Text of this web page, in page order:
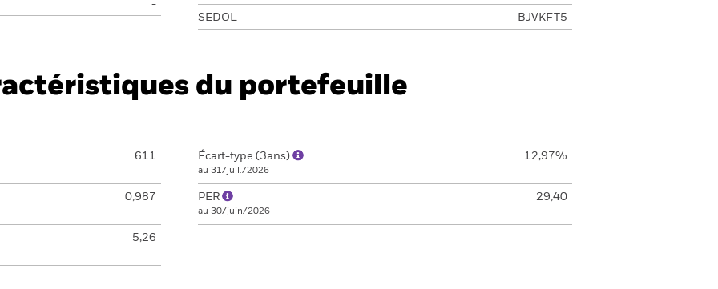
-
SEDOL BJVKFT5
du portefeuille
611
0,987
5,26
Écart-type (3ans)
au 31/juil./2026
12,97%
PER
au 30/juin/2026
29,40